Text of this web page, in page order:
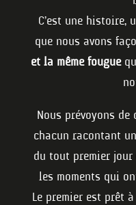
C’est une histoire,
que nous avons
et la même fougue
Nous prévoyons de
chacun racontant
du tout premier jour
les moments qui
Le premier est prêt